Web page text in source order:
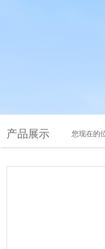
产品展示 您现在的